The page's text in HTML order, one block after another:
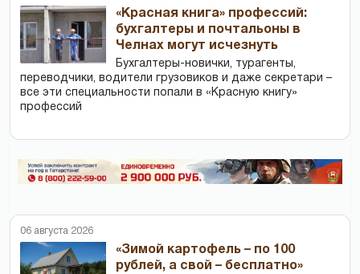
«Красная книга» профессий:
бухгалтеры и почтальоны в
Челнах могут исчезнуть
Бухгалтеры-новички, тур­агенты,
переводчики, водители грузовиков и даже секретари –
все эти специальности попали в «Красную книгу»
профессий
06 августа 2026
«Зимой картофель – по 100
рублей, а свой – бесплатно»